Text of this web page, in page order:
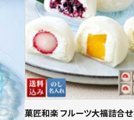
菓匠和楽 フルーツ大福詰合せ